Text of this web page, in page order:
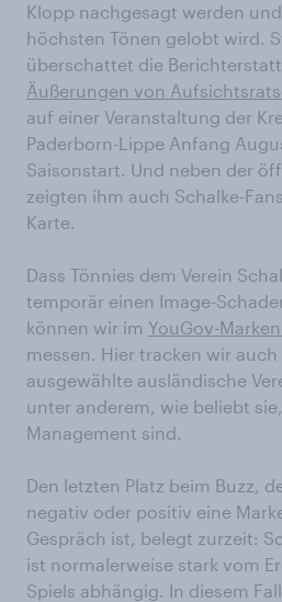
Klopp nachgesagt werden
höchsten Tönen gelobt wird.
überschattet die
Äußerungen von
auf einer Veranstaltung der
Paderborn-Lippe Anfang
Saisonstart. Und neben der
zeigten ihm auch Schalke-
Karte.
Dass Tönnies dem Verein
temporär einen Image-
können wir im YouGov-
messen. Hier tracken wir
ausgewählte ausländische
unter anderem, wie beliebt
Management sind.
Den letzten Platz beim Buzz,
negativ oder positiv eine
Gespräch ist, belegt zurzeit:
ist normalerweise stark vom
Spiels abhängig. In diesem